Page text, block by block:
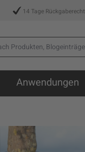
14 Tage Rückgaberecht
Anwendungen